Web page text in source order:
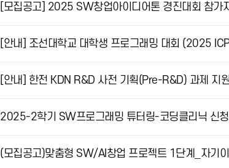
[모집공고] 2025 SW창업아이디어톤 경진대회 참가
[안내] 조선대학교 대학생 프로그래밍 대회 (2025
[안내] 한전 KDN R&D 사전 기획(Pre-R&D) 과제 지
2025-2학기 SW프로그래밍 튜터링-코딩클리닉 신